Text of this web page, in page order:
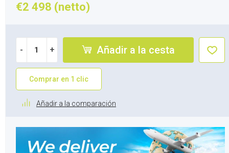
€2 498 (netto)
- + Añadir a la cesta
Comprar en 1 clic
Añadir a la comparación